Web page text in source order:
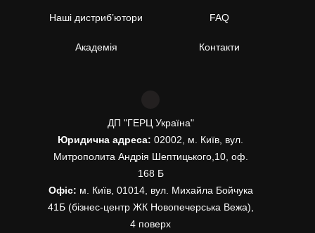
Наші дистриб’ютори
Академія
FAQ
Контакти
ДП "ГЕРЦ Україна"
Юридична адреса: 02002, м. Київ, вул.
Митрополита Андрія Шептицького,10, оф.
168 Б
Офіс: м. Київ, 01014, вул. Михайла Бойчука
41Б (бізнес-центр ЖК Новопечерська Вежа),
4 поверх